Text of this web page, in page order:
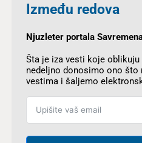
Između redova
Njuzleter portala
Šta je iza vesti koje
nedeljno donosimo ono što
vestima i šaljemo